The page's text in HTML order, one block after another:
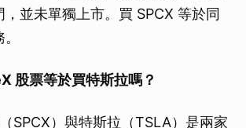
並未單獨上市。買 SPCX 等於同
股票等於買特斯拉嗎？
SPCX）與特斯拉（TSLA）是兩家